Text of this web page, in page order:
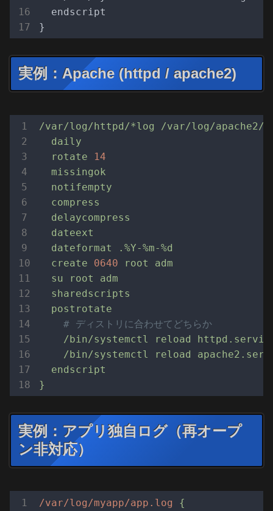
  endscript
実例：Apache (httpd / apache2)
/var/log/httpd/*log
/var/log/apache2/
daily
rotate
14
missingok
notifempty
compress
delaycompress
dateext
dateformat
.%Y-%m-%d
create
0640 root
adm
su
root
adm
sharedscripts
postrotate
# ディストリに合わせてどちらか
/bin/systemctl
reload
/bin/systemctl
reload
endscript
}
実例：アプリ独自ログ（再オープ
ン非対応）
/var/log/myapp/app.log
{